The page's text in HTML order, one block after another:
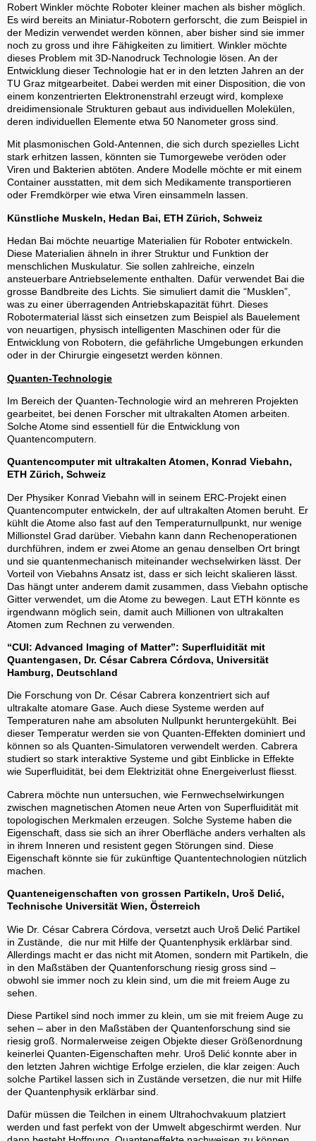
Robert Winkler möchte Roboter kleiner machen als bisher möglich.
Es wird bereits an Miniatur-Robotern gerforscht, die zum Beispiel in
der Medizin verwendet werden können, aber bisher sind sie immer
noch zu gross und ihre Fähigkeiten zu limitiert. Winkler möchte
dieses Problem mit 3D-Nanodruck Technologie lösen. An der
Entwicklung dieser Technologie hat er in den letzten Jahren an der
TU Graz mitgearbeitet. Dabei werden mit einer Disposition, die von
einem konzentrierten Elektronenstrahl erzeugt wird, komplexe
dreidimensionale Strukturen gebaut aus individuellen Molekülen,
deren individuellen Elemente etwa 50 Nanometer gross sind.
Mit plasmonischen Gold-Antennen, die sich durch spezielles Licht
stark erhitzen lassen, könnten sie Tumorgewebe veröden oder
Viren und Bakterien abtöten. Andere Modelle möchte er mit einem
Container ausstatten, mit dem sich Medikamente transportieren
oder Fremdkörper wie etwa Viren einsammeln lassen.
Künstliche Muskeln, Hedan Bai, ETH Zürich, Schweiz
Hedan Bai möchte neuartige Materialien für Roboter entwickeln.
Diese Materialien ähneln in ihrer Struktur und Funktion der
menschlichen Muskulatur. Sie sollen zahlreiche, einzeln
ansteuerbare Antriebselemente enthalten. Dafür verwendet Bai die
grosse Bandbreite des Lichts. Sie simuliert damit die “Musklen”,
was zu einer überragenden Antriebskapazität führt. Dieses
Robotermaterial lässt sich einsetzen zum Beispiel als Bauelement
von neuartigen, physisch intelligenten Maschinen oder für die
Entwicklung von Robotern, die gefährliche Umgebungen erkunden
oder in der Chirurgie eingesetzt werden können.
Quanten-Technologie
Im Bereich der Quanten-Technologie wird an mehreren Projekten
gearbeitet, bei denen Forscher mit ultrakalten Atomen arbeiten.
Solche Atome sind essentiell für die Entwicklung von
Quantencomputern.
Quantencomputer mit ultrakalten Atomen, Konrad Viebahn,
ETH Zürich, Schweiz
Der Physiker Konrad Viebahn will in seinem ERC-Projekt einen
Quantencomputer entwickeln, der auf ultrakalten Atomen beruht. Er
kühlt die Atome also fast auf den Temperaturnullpunkt, nur wenige
Millionstel Grad darüber. Viebahn kann dann Rechenoperationen
durchführen, indem er zwei Atome an genau denselben Ort bringt
und sie quantenmechanisch miteinander wechselwirken lässt. Der
Vorteil von Viebahns Ansatz ist, dass er sich leicht skalieren lässt.
Das hängt unter anderem damit zusammen, dass Viebahn optische
Gitter verwendet, um die Atome zu bewegen. Laut ETH könnte es
irgendwann möglich sein, damit auch Millionen von ultrakalten
Atomen zum Rechnen zu verwenden.
“CUI: Advanced Imaging of Matter”: Superfluidität mit
Quantengasen, Dr. César Cabrera Córdova, Universität
Hamburg, Deutschland
Die Forschung von Dr. César Cabrera konzentriert sich auf
ultrakalte atomare Gase. Auch diese Systeme werden auf
Temperaturen nahe am absoluten Nullpunkt heruntergekühlt. Bei
dieser Temperatur werden sie von Quanten-Effekten dominiert und
können so als Quanten-Simulatoren verwendelt werden. Cabrera
studiert so stark interaktive Systeme und gibt Einblicke in Effekte
wie Superfluidität, bei dem Elektrizität ohne Energeiverlust fliesst.
Cabrera möchte nun untersuchen, wie Fernwechselwirkungen
zwischen magnetischen Atomen neue Arten von Superfluidität mit
topologischen Merkmalen erzeugen. Solche Systeme haben die
Eigenschaft, dass sie sich an ihrer Oberfläche anders verhalten als
in ihrem Inneren und resistent gegen Störungen sind. Diese
Eigenschaft könnte sie für zukünftige Quantentechnologien nützlich
machen.
Quanteneigenschaften von grossen Partikeln, Uroš Delić,
Technische Universität Wien, Österreich
Wie Dr. César Cabrera Córdova, versetzt auch Uroš Delić Partikel
in Zustände, die nur mit Hilfe der Quantenphysik erklärbar sind.
Allerdings macht er das nicht mit Atomen, sondern mit Partikeln, die
in den Maßstäben der Quantenforschung riesig gross sind –
obwohl sie immer noch zu klein sind, um die mit freiem Auge zu
sehen.
Diese Partikel sind noch immer zu klein, um sie mit freiem Auge zu
sehen – aber in den Maßstäben der Quantenforschung sind sie
riesig groß. Normalerweise zeigen Objekte dieser Größenordnung
keinerlei Quanten-Eigenschaften mehr. Uroš Delić konnte aber in
den letzten Jahren wichtige Erfolge erzielen, die klar zeigen: Auch
solche Partikel lassen sich in Zustände versetzen, die nur mit Hilfe
der Quantenphysik erklärbar sind.
Dafür müssen die Teilchen in einem Ultrahochvakuum platziert
werden und fast perfekt von der Umwelt abgeschirmt werden. Nur